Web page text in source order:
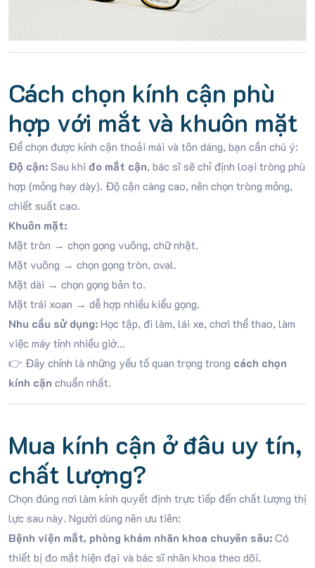
Cách chọn kính cận phù
hợp với mắt và khuôn mặt
Để chọn được kính cận thoải mái và tôn dáng, bạn cần chú ý:
Độ cận:Sau khi đo mắt cận, bác sĩ sẽ chỉ định loại tròng phù
hợp (mỏng hay dày). Độ cận càng cao, nên chọn tròng mỏng,
chiết suất cao.
Khuôn mặt:
Mặt tròn → chọn gọng vuông, chữ nhật.
Mặt vuông → chọn gọng tròn, oval.
Mặt dài → chọn gọng bản to.
Mặt trái xoan → dễ hợp nhiều kiểu gọng.
Nhu cầu sử dụng:Học tập, đi làm, lái xe, chơi thể thao, làm
việc máy tính nhiều giờ…
👉 Đây chính là những yếu tố quan trọng trong cách chọn
kính cận chuẩn nhất.
Mua kính cận ở đâu uy tín,
chất lượng?
Chọn đúng nơi làm kính quyết định trực tiếp đến chất lượng thị
lực sau này. Người dùng nên ưu tiên:
Bệnh viện mắt, phòng khám nhãn khoa chuyên sâu:Có
thiết bị đo mắt hiện đại và bác sĩ nhãn khoa theo dõi.